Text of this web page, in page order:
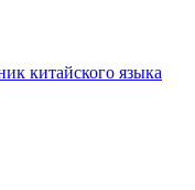
китайского языка